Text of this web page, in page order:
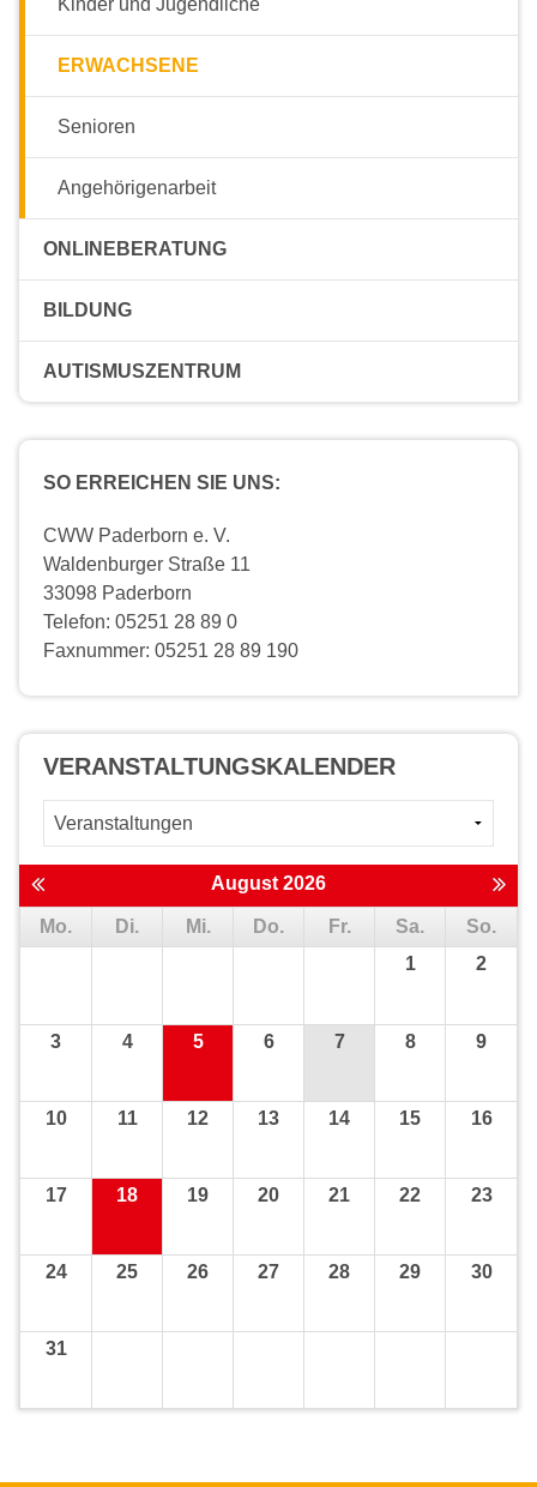
Kinder und Jugendliche
ERWACHSENE
Senioren
Angehörigenarbeit
ONLINEBERATUNG
BILDUNG
AUTISMUSZENTRUM
SO ERREICHEN SIE UNS:
CWW Paderborn e. V.
Waldenburger Straße 11
33098 Paderborn
Telefon: 05251 28 89 0
Faxnummer: 05251 28 89 190
VERANSTALTUNGS­KALENDER
August 2026
Mo. Di. Mi. Do. Fr. Sa.
So.
1
2
3 4 5 6 7 8 9
10 11 12 13 14 15 16
17 18 19 20 21 22 23
24 25 26 27 28 29 30
31